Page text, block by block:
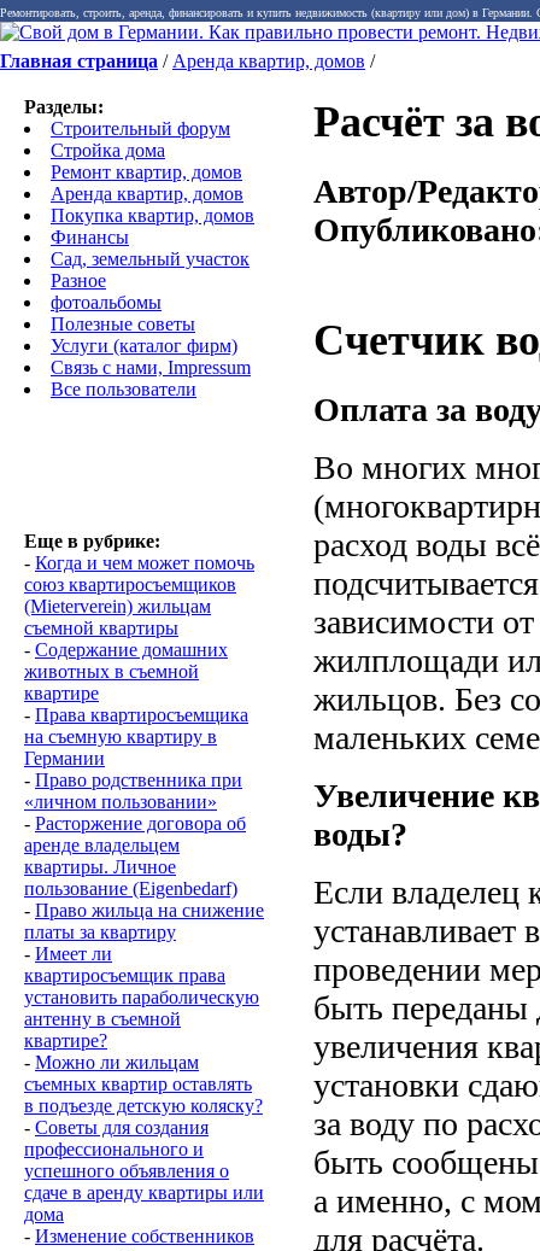
Ремонтировать, строить, аренда, финансировать и купить недвижимость (квартиру или дом) в
Главная страница / Аренда квартир, домов /
Разделы:
Строительный форум
Стройка дома
Ремонт квартир, домов
Аренда квартир, домов
Покупка квартир, домов
Финансы
Сад, земельный участок
Разное
фотоальбомы
Полезные советы
Услуги (каталог фирм)
Связь с нами, Impressum
Все пользователи
Еще в рубрике:
- Когда и чем может помочь
союз квартиросъемщиков
(Mieterverein) жильцам
съемной квартиры
- Содержание домашних
животных в съемной
квартире
- Права квартиросъемщика
на съемную квартиру в
Германии
- Право родственника при
«личном пользовании»
- Расторжение договора об
аренде владельцем
квартиры. Личное
пользование (Eigenbedarf)
- Право жильца на снижение
платы за квартиру
- Имеет ли
квартиросъемщик права
установить параболическую
антенну в съемной
квартире?
- Можно ли жильцам
съемных квартир оставлять
в подъезде детскую коляску?
- Советы для создания
профессионального и
успешного объявления о
сдаче в аренду квартиры или
дома
- Изменение собственников
Расчёт за
Автор/
Счетчик
Оплата за
Во многих
расход воды
зависимости
жилплощади
жильцов. Без
маленьких
Увеличение
воды?
Если владелец
устанавливает
проведении
быть переданы
увеличения
установки
за воду по
быть
а именно, с
для расчёта.